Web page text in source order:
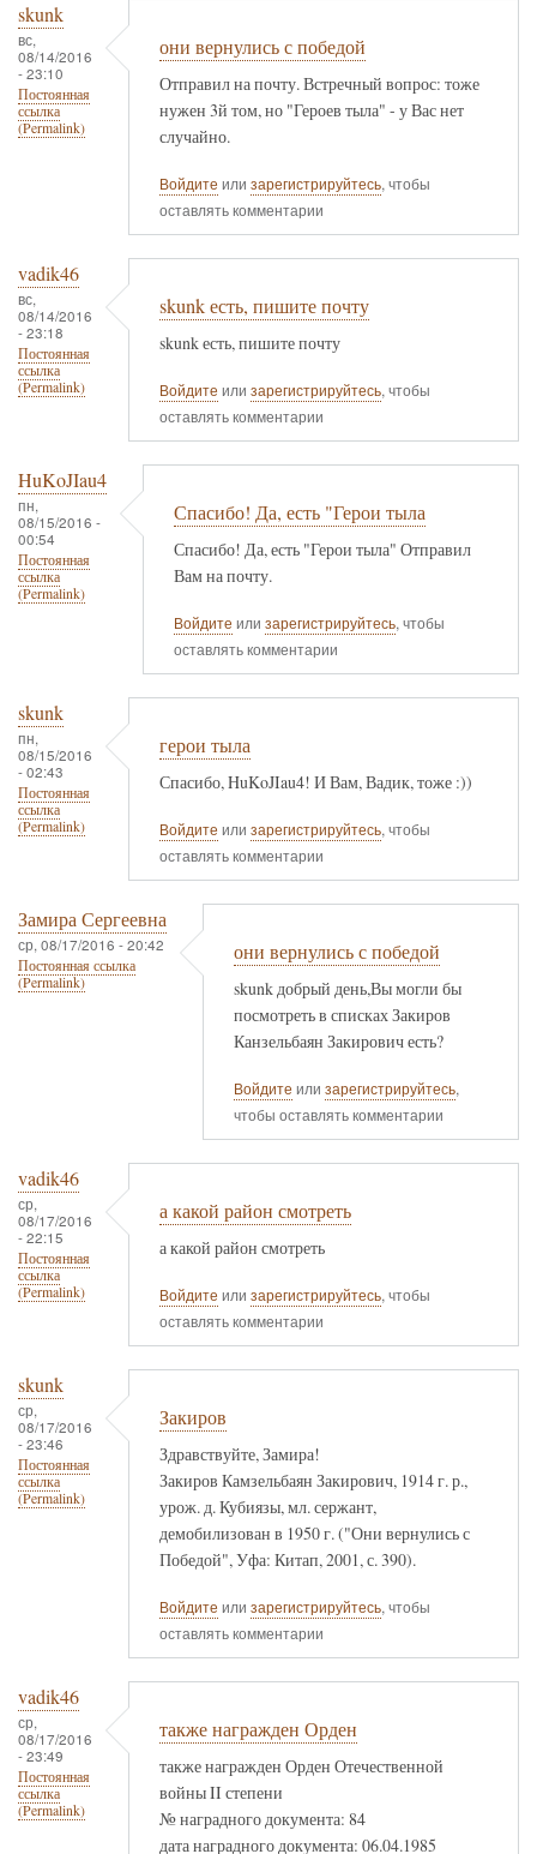
skunk
вс,
08/14/2016
- 23:10
Постоянная
ссылка
(Permalink)
они вернулись с победой
Отправил на почту. Встречный вопрос: тоже
нужен 3й том, но "Героев тыла" - у Вас нет
случайно.
Войдите или зарегистрируйтесь, чтобы
оставлять комментарии
vadik46
вс,
08/14/2016
- 23:18
Постоянная
ссылка
(Permalink)
skunk есть, пишите почту
skunk есть, пишите почту
Войдите или зарегистрируйтесь, чтобы
оставлять комментарии
HuKoJIau4
пн,
08/15/2016 -
00:54
Постоянная
ссылка
(Permalink)
Спасибо! Да, есть "Герои тыла
Спасибо! Да, есть "Герои тыла" Отправил
Вам на почту.
Войдите или зарегистрируйтесь, чтобы
оставлять комментарии
skunk
пн,
08/15/2016
- 02:43
Постоянная
ссылка
(Permalink)
герои тыла
Спасибо, HuKoJIau4! И Вам, Вадик, тоже :))
Войдите или зарегистрируйтесь, чтобы
оставлять комментарии
Замира Сергеевна
ср, 08/17/2016 - 20:42
Постоянная ссылка
(Permalink)
они вернулись с победой
skunk добрый день,Вы могли бы
посмотреть в списках Закиров
Канзельбаян Закирович есть?
Войдите или зарегистрируйтесь,
чтобы оставлять комментарии
vadik46
ср,
08/17/2016
- 22:15
Постоянная
ссылка
(Permalink)
а какой район смотреть
а какой район смотреть
Войдите или зарегистрируйтесь, чтобы
оставлять комментарии
skunk
ср,
08/17/2016
- 23:46
Постоянная
ссылка
(Permalink)
Закиров
Здравствуйте, Замира!
Закиров Камзельбаян Закирович, 1914 г. р.,
урож. д. Кубиязы, мл. сержант,
демобилизован в 1950 г. ("Они вернулись с
Победой", Уфа: Китап, 2001, с. 390).
Войдите или зарегистрируйтесь, чтобы
оставлять комментарии
vadik46
ср,
08/17/2016
- 23:49
Постоянная
ссылка
(Permalink)
также награжден Орден
также награжден Орден Отечественной
войны II степени
№ наградного документа: 84
дата наградного документа: 06.04.1985